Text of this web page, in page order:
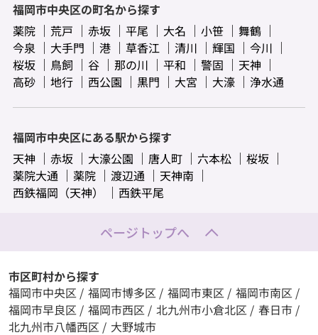
福岡市中央区の町名から探す
薬院
荒戸 赤坂 平尾 大名 小笹
舞鶴
今泉
大手門 港 草香江 清川 輝国
今川
桜坂
鳥飼 谷 那の川 平和 警固
天神
高砂
地行 西公園 黒門 大宮 大濠 浄水通
福岡市中央区にある駅から探す
天神
赤坂 大濠公園 唐人町 六本松
桜坂
薬院大通
薬院 渡辺通
天神南
西鉄福岡（天神）
西鉄平尾
ページトップへ
市区町村から探す
福岡市中央区 / 福岡市博多区 / 福岡市東区 / 福岡市南区 /
福岡市早良区 / 福岡市西区 / 北九州市小倉北区 / 春日市 /
北九州市八幡西区 / 大野城市